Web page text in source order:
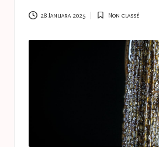
s
t
28 Januara 2025
Posted
Non classé